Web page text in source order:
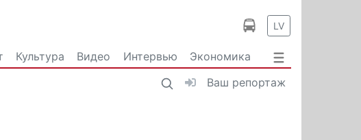
LV
Культура Видео Интервью
Экономика
Ваш репортаж